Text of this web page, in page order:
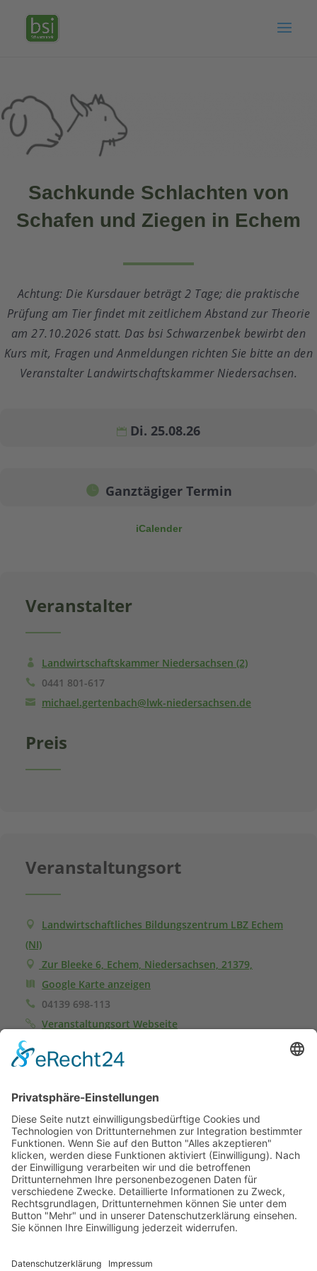
Sachkunde Schlachten von
Schafen und Ziegen in Echem
Achtung: Die Kursdauer beträgt 2 Tage; die praktische
Prüfung am Tier findet mit zeitlichem Abstand zur Theorie
am 27.10.2026 statt. Das bsi Schwarzenbek bewirbt den
Kurs mit, Fragen und Anmeldungen richten Sie bitte an den
Veranstalter Landwirtschaftskammer Niedersachsen.
Di. 25.08.26
Ganztägiger Termin
iCalender
Veranstalter
Landwirtschaftskammer Niedersachsen (2)
0441 801-617
michael.gertenbach@lwk-niedersachsen.de
Preis
Veranstaltungsort
Landwirtschaftliches Bildungszentrum LBZ Echem
(NI)
Zur Bleeke 6, Echem, Niedersachsen, 21379,
Google Karte anzeigen
04139 698-113
Veranstaltungsort Webseite
Anmeldung
Das bsi Schwarzenbek ist Referent beim Lehrgang.